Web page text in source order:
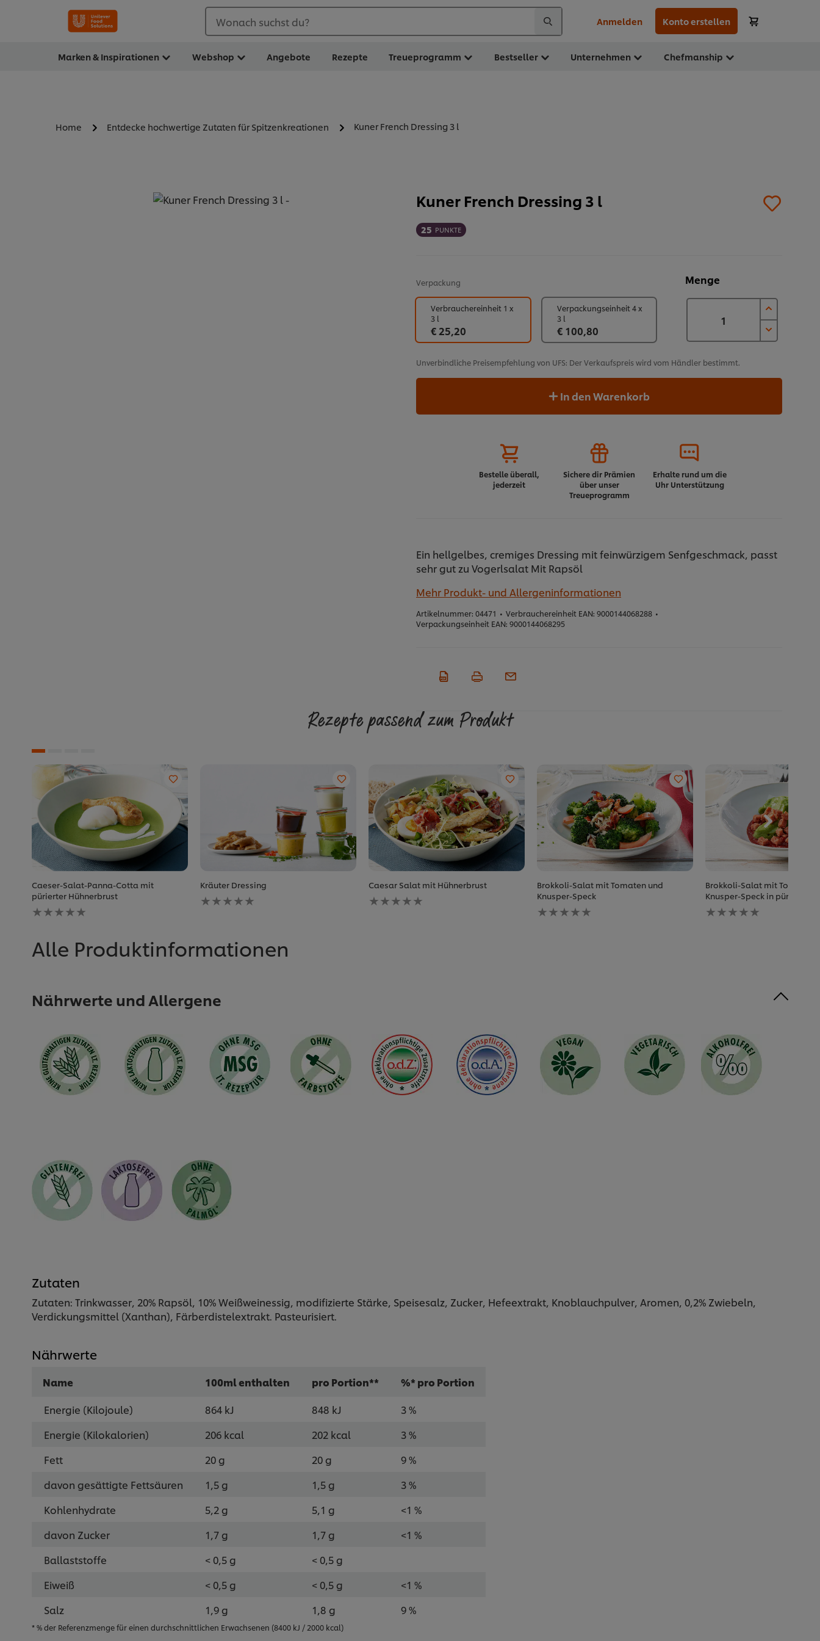
Wonach suchst du? Anmelden Konto erstellen
Marken & Inspirationen Webshop Angebote Rezepte Treueprogramm Bestseller Unternehmen Chefmanship
Home Entdecke hochwertige Zutaten für Spitzenkreationen Kuner French Dressing 3 l
Kuner French Dressing 3 l
25 PUNKTE
Verpackung Menge
Verbrauchereinheit 1 x
3 l
€ 25,20
Verpackungseinheit 4 x
3 l
€ 100,80
Unverbindliche Preisempfehlung von UFS: Der Verkaufspreis wird vom Händler bestimmt.
In den Warenkorb
Bestelle überall,
jederzeit
Sichere dir Prämien
über unser
Treueprogramm
Erhalte rund um die
Uhr Unterstützung
Ein hellgelbes, cremiges Dressing mit feinwürzigem Senfgeschmack, passt
sehr gut zu Vogerlsalat Mit Rapsöl
Mehr Produkt- und Allergeninformationen
Artikelnummer: 04471 • Verbrauchereinheit EAN: 9000144068288 •
Verpackungseinheit EAN: 9000144068295
Rezepte passend zum Produkt
Caeser-Salat-Panna-Cotta mit
pürierter Hühnerbrust
Keine
Bewertungen
dieses
recipe
Kräuter Dressing
Keine
Bewertungen
abgegeben
Caesar Salat mit Hühnerbrust
Keine
Bewertungen
Brokkoli-Salat mit Tomaten und
Knusper-Speck
Keine
Bewertungen
Brokkoli-Salat mit Tomaten
Knusper-Speck in pürierter
Keine
Bewertungen
Alle Produktinformationen
Nährwerte und Allergene
Zutaten
Zutaten: Trinkwasser, 20% Rapsöl, 10% Weißweinessig, modifizierte Stärke, Speisesalz, Zucker, Hefeextrakt, Knoblauchpulver, Aromen, 0,2% Zwiebeln,
Verdickungsmittel (Xanthan), Färberdistelextrakt. Pasteurisiert.
Nährwerte
Name 100ml enthalten pro Portion**
%* pro Portion
Energie (Kilojoule)
864 kJ 848 kJ
3 %
Energie (Kilokalorien)
206 kcal 202 kcal
3 %
Fett
20 g 20 g
9 %
davon gesättigte Fettsäuren
1,5 g 1,5 g
3 %
Kohlenhydrate
5,2 g 5,1 g
<1 %
davon Zucker
1,7 g 1,7 g
<1 %
Ballaststoffe
< 0,5 g
< 0,5 g
Eiweiß
< 0,5 g < 0,5 g
<1 %
Salz
1,9 g 1,8 g 9 %
* % der Referenzmenge für einen durchschnittlichen Erwachsenen (8400 kJ / 2000 kcal)